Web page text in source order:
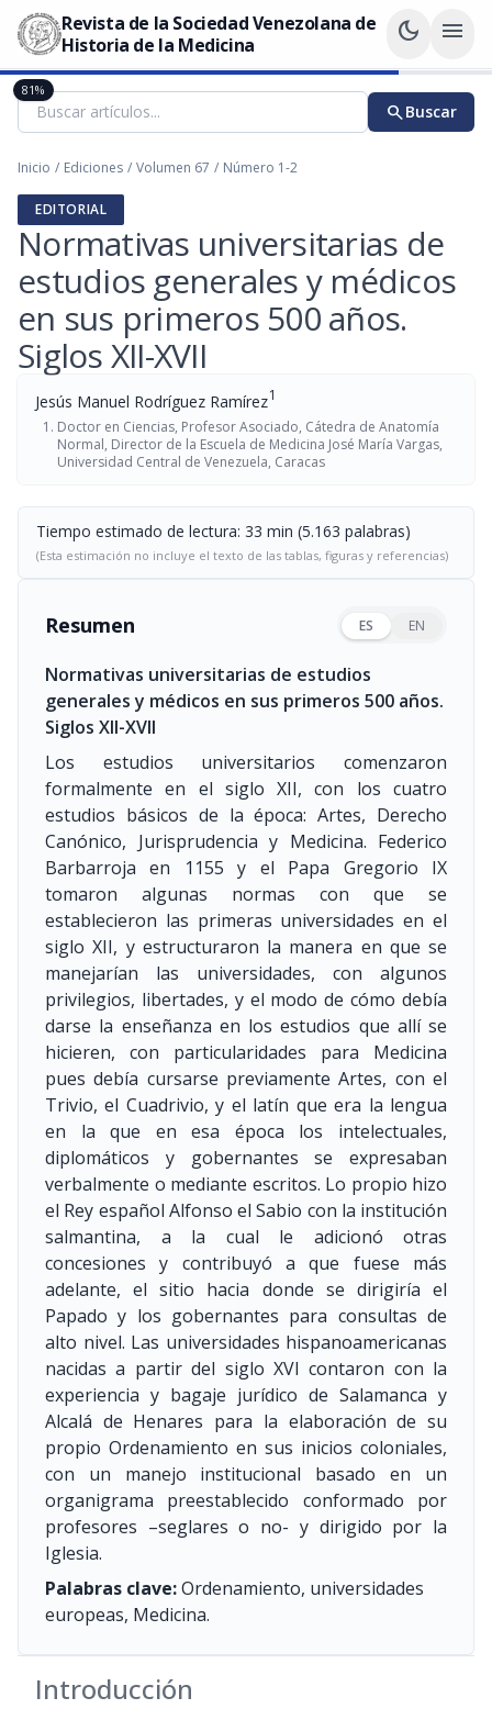
Revista de la Sociedad Venezolana de
Historia de la Medicina
dark_mode menu
searchBuscar
Inicio / Ediciones / Volumen 67 / Número 1-2
EDITORIAL
Normativas universitarias de
estudios generales y médicos
en sus primeros 500 años.
Siglos XII-XVII
Jesús Manuel Rodríguez Ramírez1
Doctor en Ciencias, Profesor Asociado, Cátedra de Anatomía
Normal, Director de la Escuela de Medicina José María Vargas,
Universidad Central de Venezuela, Caracas
Tiempo estimado de lectura: 33 min (5.163 palabras)
(Esta estimación no incluye el texto de las tablas, figuras y referencias)
Resumen ES EN
Normativas universitarias de estudios
generales y médicos en sus primeros 500 años.
Siglos XII-XVII
Los estudios universitarios comenzaron
formalmente en el siglo XII, con los cuatro
estudios básicos de la época: Artes, Derecho
Canónico, Jurisprudencia y Medicina. Federico
Barbarroja en 1155 y el Papa Gregorio IX
tomaron algunas normas con que se
establecieron las primeras universidades en el
siglo XII, y estructuraron la manera en que se
manejarían las universidades, con algunos
privilegios, libertades, y el modo de cómo debía
darse la enseñanza en los estudios que allí se
hicieren, con particularidades para Medicina
pues debía cursarse previamente Artes, con el
Trivio, el Cuadrivio, y el latín que era la lengua
en la que en esa época los intelectuales,
diplomáticos y gobernantes se expresaban
verbalmente o mediante escritos. Lo propio hizo
el Rey español Alfonso el Sabio con la institución
salmantina, a la cual le adicionó otras
concesiones y contribuyó a que fuese más
adelante, el sitio hacia donde se dirigiría el
Papado y los gobernantes para consultas de
alto nivel. Las universidades hispanoamericanas
nacidas a partir del siglo XVI contaron con la
experiencia y bagaje jurídico de Salamanca y
Alcalá de Henares para la elaboración de su
propio Ordenamiento en sus inicios coloniales,
con un manejo institucional basado en un
organigrama preestablecido conformado por
profesores –seglares o no- y dirigido por la
Iglesia.
Palabras clave:Ordenamiento, universidades
europeas, Medicina.
Introducción
81%